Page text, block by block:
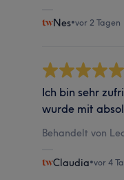
Nes•vor 2 Tagen
Ich bin sehr
wurde mit
Behandelt von
Claudia•vor 4